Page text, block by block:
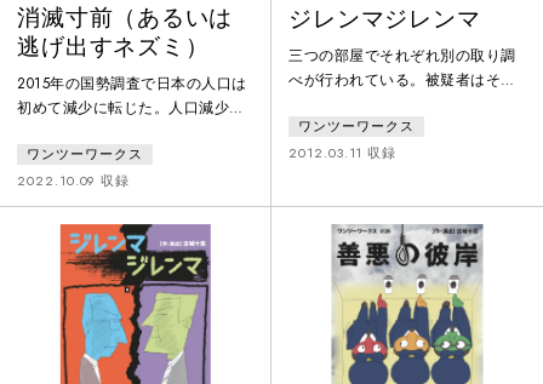
消滅寸前（あるいは
逃げ出すネズミ）
2015年の国勢調査で日本の人口は
初めて減少に転じた。人口減少に
くなった自治体とその住民の「ふ
るさとの存続」をかけた悪戦苦闘
の日々を描く。今後、日本各地で
深刻な問題として直面するであろ
う「自治体消滅」について、その
現状と行く末、またその対策を考
える古城十忍のオリジナル作品の
再演。メインキャスト10名に一部
ダブルキャストで上演する。
ワンツーワークス
2022.10.09 収録
ジレンマジレンマ
三つの部屋でそれぞれ別の取り調
べが行われている。被疑者はそれ
主人」「男子大学生」。どの部屋
でも、問い詰める側は「許せな
し、厳しい追及の手を少しもゆる
めない。だが、疑われる側にもま
た「なぜ悪い」という言い分があ
り、こちらにもどうしても譲れな
い「正義」がある。やがて、無関
係だった三つの取り調べに共通す
る「思わぬ事件」が背後に浮かび
上がる。それは
ワンツーワークス
2012.03.11 収録